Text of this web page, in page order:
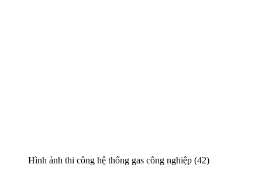
Hình ảnh thi công hệ thống gas công nghiệp (42)